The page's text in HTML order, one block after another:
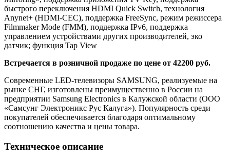
быстрого переключения HDMI Quick Switch, технология
Anynet+ (HDMI-CEC), поддержка FreeSync, режим режиссера
Filmmaker Mode (FMM), поддержка IPv6, поддержка
управлением устройствами других производителей, эко
датчик; функция Tap View
Встречается в розничной продаже по цене от 42200 руб.
Современные LED-телевизоры SAMSUNG, реализуемые на
рынке СНГ, изготовлены преимущественно в России на
предприятии Samsung Electronics в Калужской области (ООО
«Самсунг Электроникс Рус Калуга»). Популярность среди
покупателей обеспечивается благодаря оптимальному
соотношению качества и цены товара.
Техническое описание